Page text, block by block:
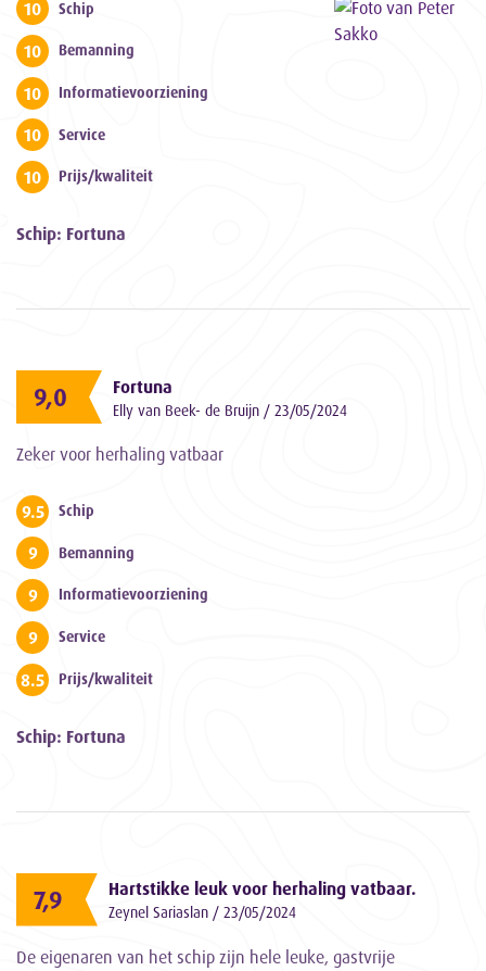
10 Schip
10 Bemanning
10 Informatievoorziening
10 Service
10 Prijs/kwaliteit
Schip: Fortuna
9,0 Fortuna
Elly van Beek- de Bruijn / 23/05/2024
Zeker voor herhaling vatbaar
9.5 Schip
9 Bemanning
9 Informatievoorziening
9 Service
8.5 Prijs/kwaliteit
Schip: Fortuna
7,9 Hartstikke leuk voor herhaling vatbaar.
Zeynel Sariaslan / 23/05/2024
De eigenaren van het schip zijn hele leuke, gastvrije